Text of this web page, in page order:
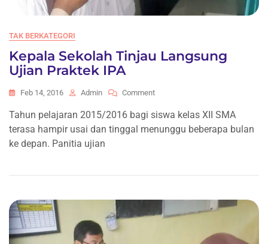
TAK BERKATEGORI
Kepala Sekolah Tinjau Langsung
Ujian Praktek IPA
Feb 14, 2016 Admin CommentOn
Sekolah
Tinjau
IPA
Tahun pelajaran 2015/2016 bagi siswa kelas XII SMA
terasa hampir usai dan tinggal menunggu beberapa bulan
ke depan. Panitia ujian